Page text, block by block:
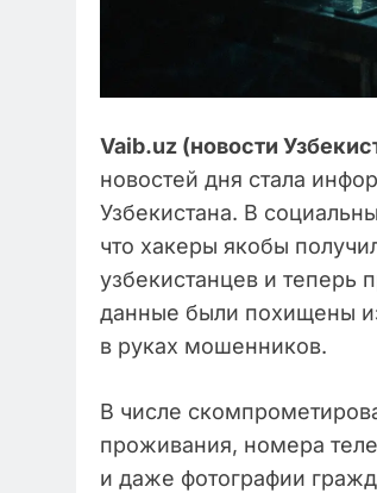
Vaib.uz (новости
новостей дня стала
Узбекистана. В
что хакеры якобы
узбекистанцев и теперь
данные были похищены
в руках мошенников.
В числе
проживания, номера
и даже фотографии